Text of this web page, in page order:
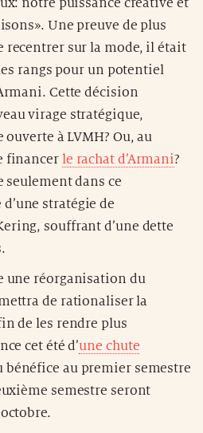
notre puissance créative et
Une preuve de plus
recentrer sur la mode, il était
rangs pour un potentiel
Cette décision
virage stratégique,
à LVMH? Ou, au
financer le rachat d’Armani?
seulement dans ce
stratégie de
souffrant d’une dette
une réorganisation du
de rationaliser la
de les rendre plus
cet été d’une chute
bénéfice au premier semestre
semestre seront